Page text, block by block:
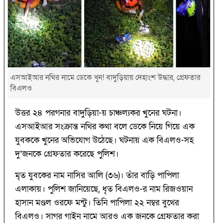
এসআইআর নথির নামে ডেকে খুন! বাদুড়িয়ায় দেহাংশ উদ্ধার, গ্রেফতার
বিএলও
উত্তর ২৪ পরগনার বাদুড়িয়া-য় চাঞ্চল্যকর খুনের ঘটনা।
এসআইআর সংক্রান্ত নথির কথা বলে ডেকে নিয়ে গিয়ে এক
যুবককে খুনের অভিযোগ উঠেছে। ঘটনায় এক বিএলও-সহ
দু’জনকে গ্রেফতার করেছে পুলিশ।
মৃত যুবকের নাম নাসির আলি (৩৬)। তাঁর বাড়ি পাপিলা
এলাকায়। পুলিশ জানিয়েছে, ধৃত বিএলও-র নাম রিজওয়ান
হাসান মণ্ডল ওরফে মন্টু। তিনি পাপিলা ২২ নম্বর বুথের
বিএলও। সাগর গাইন নামে আরও এক জনকে গ্রেফতার করা